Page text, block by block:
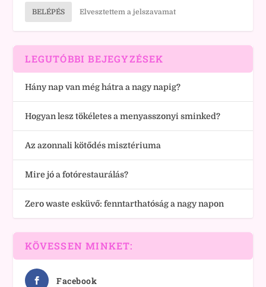
BELÉPÉS Elvesztettem a jelszavamat
LEGUTÓBBI BEJEGYZÉSEK
Hány nap van még hátra a nagy napig?
Hogyan lesz tökéletes a menyasszonyi sminked?
Az azonnali kötődés misztériuma
Mire jó a fotórestaurálás?
Zero waste esküvő: fenntarthatóság a nagy napon
KÖVESSEN MINKET:
Facebook